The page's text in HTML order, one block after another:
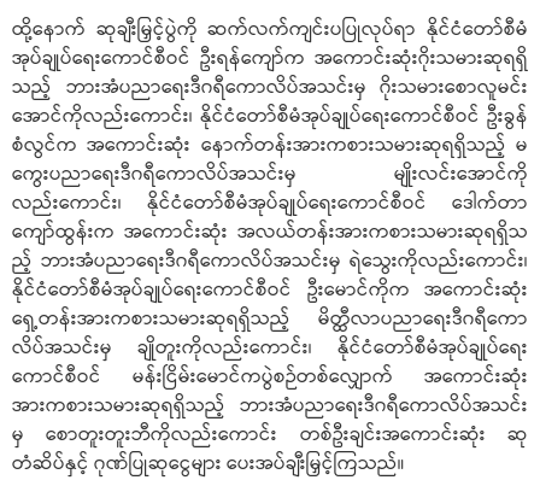
ထို့နောက် ဆုချီးမြှင့်ပွဲကို ဆက်လက်ကျင်းပပြုလုပ်ရာ နိုင်ငံတော်စီမံ
အုပ်ချုပ်ရေးကောင်စီဝင် ဦးရန်ကျော်က အကောင်းဆုံးဂိုးသမားဆုရရှိ
သည့် ဘားအံပညာရေးဒီဂရီကောလိပ်အသင်းမှ ဂိုးသမားစောလူမင်း
အောင်ကိုလည်းကောင်း၊ နိုင်ငံတော်စီမံအုပ်ချုပ်ရေးကောင်စီဝင် ဦးခွန်
စံလွင်က အကောင်းဆုံး နောက်တန်းအားကစားသမားဆုရရှိသည့် မ
ကွေးပညာရေးဒီဂရီကောလိပ်အသင်းမှ မျိုးလင်းအောင်ကို
လည်းကောင်း၊ နိုင်ငံတော်စီမံအုပ်ချုပ်ရေးကောင်စီဝင် ဒေါက်တာ
ကျော်ထွန်းက အကောင်းဆုံး အလယ်တန်းအားကစားသမားဆုရရှိသ
ည့် ဘားအံပညာရေးဒီဂရီကောလိပ်အသင်းမှ ရဲသွေးကိုလည်းကောင်း၊
နိုင်ငံတော်စီမံအုပ်ချုပ်ရေးကောင်စီဝင် ဦးမောင်ကိုက အကောင်းဆုံး
ရှေ့တန်းအားကစားသမားဆုရရှိသည့် မိတ္ထီလာပညာရေးဒီဂရီကော
လိပ်အသင်းမှ ချိုတူးကိုလည်းကောင်း၊ နိုင်ငံတော်စီမံအုပ်ချုပ်ရေး
ကောင်စီဝင် မန်းငြိမ်းမောင်ကပွဲစဉ်တစ်လျှောက် အကောင်းဆုံး
အားကစားသမားဆုရရှိသည့် ဘားအံပညာရေးဒီဂရီကောလိပ်အသင်း
မှ စောတူးတူးဘီကိုလည်းကောင်း တစ်ဦးချင်းအကောင်းဆုံး ဆု
တံဆိပ်နှင့် ဂုဏ်ပြုဆုငွေများ ပေးအပ်ချီးမြှင့်ကြသည်။